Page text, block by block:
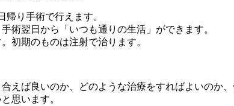
り手術で行えます。
術翌日から「いつも通りの生活」ができます。
初期のものは注射で治ります。
えば良いのか、どのような治療をすればよいの
思います。